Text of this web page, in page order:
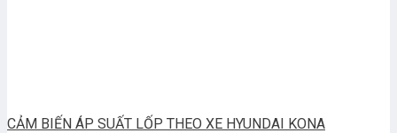
CẢM BIẾN ÁP SUẤT LỐP THEO XE HYUNDAI KONA